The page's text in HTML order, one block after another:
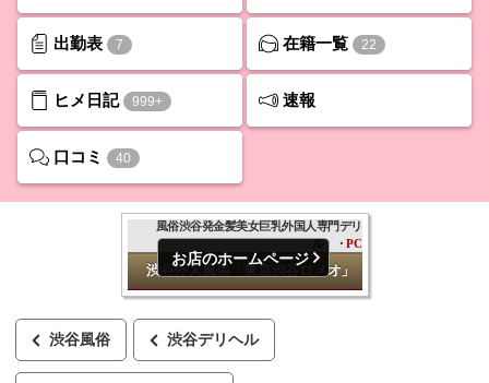
出勤表 7 在籍一覧 22
ヒメ日記 999+ 速報
口コミ 40
お店のホームページ
渋谷風俗 渋谷デリヘル